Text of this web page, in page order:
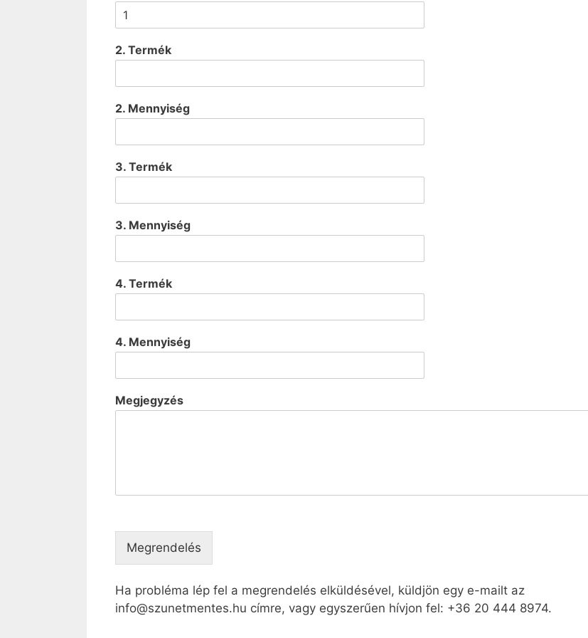
2. Termék
2. Mennyiség
3. Termék
3. Mennyiség
4. Termék
4. Mennyiség
Megjegyzés
Megrendelés
Ha probléma lép fel a megrendelés elküldésével, küldjön egy e-mailt az
info@szunetmentes.hu címre, vagy egyszerűen hívjon fel: +36 20 444 8974.